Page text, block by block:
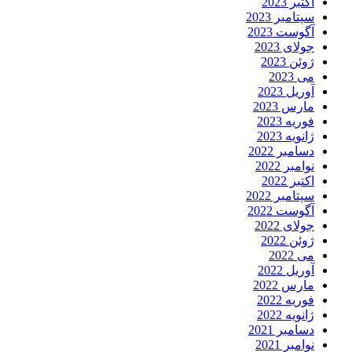
سپتامبر 2023
آگوست 2023
جولای 2023
ژوئن 2023
می 2023
آوریل 2023
مارس 2023
فوریه 2023
ژانویه 2023
دسامبر 2022
نوامبر 2022
اکتبر 2022
سپتامبر 2022
آگوست 2022
جولای 2022
ژوئن 2022
می 2022
آوریل 2022
مارس 2022
فوریه 2022
ژانویه 2022
دسامبر 2021
نوامبر 2021